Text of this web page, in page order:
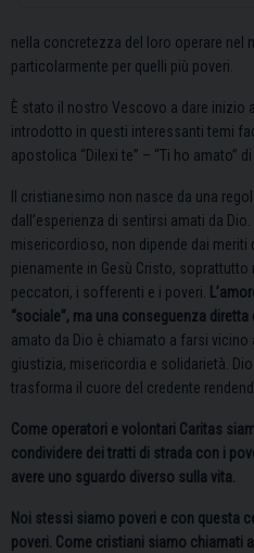
nella concretezza del loro operare nel
particolarmente per quelli più poveri.
È stato il nostro Vescovo a dare inizio
introdotto in questi interessanti temi
apostolica “Dilexi te” – “Ti ho amato” di
Il cristianesimo non nasce da una
dall’esperienza di sentirsi amati da
misericordioso, non dipende dai meriti
pienamente in Gesù Cristo,
peccatori, i sofferenti e i poveri.
“sociale”, ma una conseguenza diretta
amato da Dio è chiamato a farsi
giustizia, misericordia e solidarietà.
trasforma il cuore del credente
Come operatori e volontari Caritas
condividere dei tratti di strada con i
avere uno sguardo diverso sulla vita.
Noi stessi siamo poveri e con questa
poveri. Come cristiani siamo chiamati